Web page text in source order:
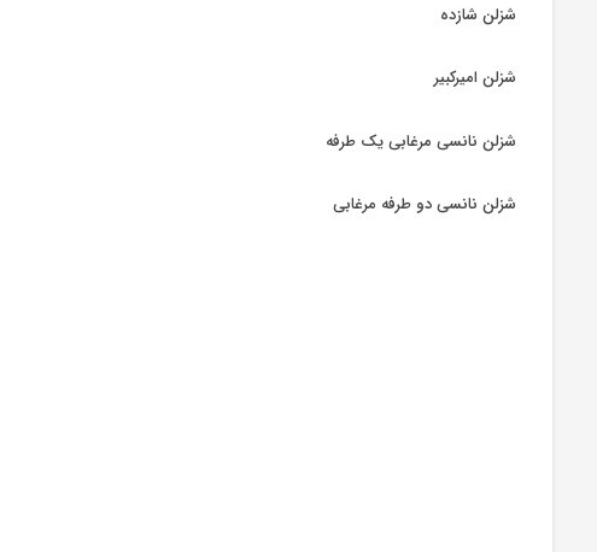
شزلن شازده
شزلن امیرکبیر
شزلن نانسی مرغابی یک طرفه
شزلن نانسی دو طرفه مرغابی